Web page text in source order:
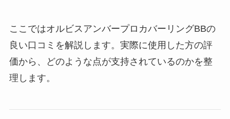
ここではオルビスアンバープロカバーリングBBの
良い口コミを解説します。実際に使用した方の評
価から、どのような点が支持されているのかを整
理します。